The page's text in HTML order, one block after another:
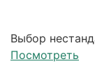
Выбор
Посмотреть